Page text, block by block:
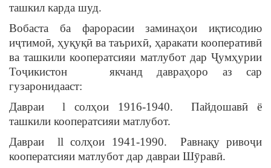
ташкил карда шуд.
Вобаста ба фарорасии заминаҳои иқтисодию
иҷтимоӣ, ҳуқуқӣ ва таърихӣ, ҳаракати кооперативӣ
ва ташкили кооператсияи матлубот дар Ҷумҳурии
Тоҷикистон якчанд давраҳоро аз сар
гузаронидааст:
Давраи l солҳои 1916-1940. Пайдошавӣ ё
ташкили кооператсияи матлубот.
Давраи ll солҳои 1941-1990. Равнақу ривоҷи
кооператсияи матлубот дар давраи Шӯравӣ.